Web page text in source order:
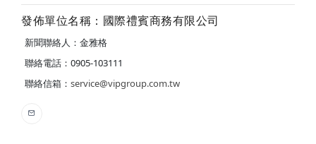
發佈單位名稱：國際禮賓商務有限公司
新聞聯絡人：金雅格
聯絡電話：0905-103111
聯絡信箱： service@vipgroup.com.tw